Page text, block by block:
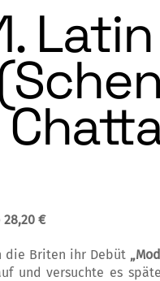
€
die Briten ihr Debüt
und versuchte es